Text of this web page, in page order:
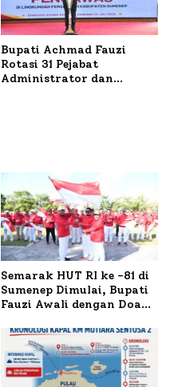
Bupati Achmad Fauzi
Rotasi 31 Pejabat
Administrator dan
Semarak HUT RI ke -81 di
Sumenep Dimulai, Bupati
Fauzi Awali dengan Doa
Terbakar